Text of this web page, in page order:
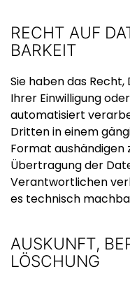
RECHT AUF
BARKEIT
Sie haben das
Ihrer Einwilligung
automatisiert
Dritten in einem
Format aushändigen
Übertragung der
Verantwortlichen
es technisch
AUSKUNFT,
LÖSCHUNG